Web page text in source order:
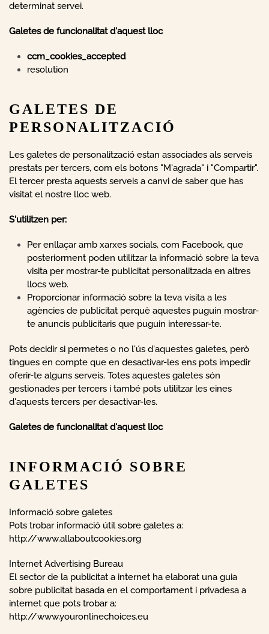
determinat servei.
Galetes de funcionalitat d'aquest lloc
ccm_cookies_accepted
resolution
GALETES DE
PERSONALITZACIÓ
Les galetes de personalització estan associades als serveis
prestats per tercers, com els botons "M'agrada" i "Compartir".
El tercer presta aquests serveis a canvi de saber que has
visitat el nostre lloc web.
S'utilitzen per:
Per enllaçar amb xarxes socials, com Facebook, que
posteriorment poden utilitzar la informació sobre la teva
visita per mostrar-te publicitat personalitzada en altres
llocs web.
Proporcionar informació sobre la teva visita a les
agències de publicitat perquè aquestes puguin mostrar-
te anuncis publicitaris que puguin interessar-te.
Pots decidir si permetes o no l'ús d'aquestes galetes, però
tingues en compte que en desactivar-les ens pots impedir
oferir-te alguns serveis. Totes aquestes galetes són
gestionades per tercers i també pots utilitzar les eines
d'aquests tercers per desactivar-les.
Galetes de funcionalitat d'aquest lloc
INFORMACIÓ SOBRE
GALETES
Informació sobre galetes
Pots trobar informació útil sobre galetes a:
http://www.allaboutcookies.org
Internet Advertising Bureau
El sector de la publicitat a internet ha elaborat una guia
sobre publicitat basada en el comportament i privadesa a
internet que pots trobar a:
http://www.youronlinechoices.eu